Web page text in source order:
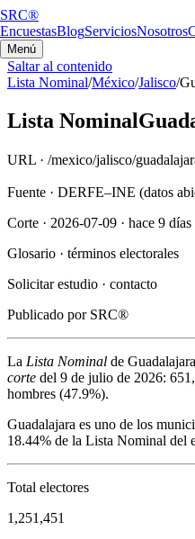
SRC®
EncuestasBlogServiciosNosotros
Menú
Saltar al contenido
Lista Nominal/México/Jalisco/
Lista Nominal
URL · /mexico/jalisco/
Fuente · DERFE–INE (datos
Corte · 2026-07-09 · hace 9 días
Glosario · términos electorales
Solicitar estudio · contacto
Publicado por SRC®
La Lista Nominal de Guadalajara
corte del 9 de julio de 2026:
hombres (47.9%).
Guadalajara es uno de los
18.44% de la Lista Nominal del
Total electores
1,251,451